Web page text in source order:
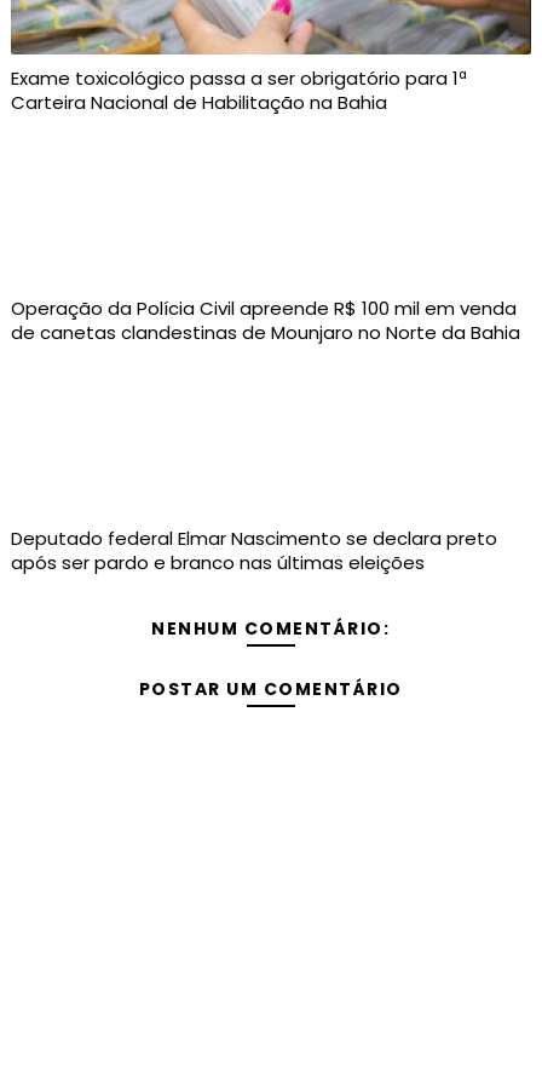
Exame toxicológico passa a ser obrigatório para 1ª
Carteira Nacional de Habilitação na Bahia
Operação da Polícia Civil apreende R$ 100 mil em venda
de canetas clandestinas de Mounjaro no Norte da Bahia
Deputado federal Elmar Nascimento se declara preto
após ser pardo e branco nas últimas eleições
NENHUM COMENTÁRIO:
POSTAR UM COMENTÁRIO